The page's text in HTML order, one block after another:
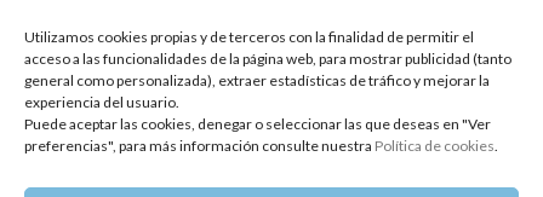
Utilizamos cookies propias y de terceros con la finalidad de permitir el
acceso a las funcionalidades de la página web, para mostrar publicidad (tanto
general como personalizada), extraer estadísticas de tráfico y mejorar la
experiencia del usuario.
Puede aceptar las cookies, denegar o seleccionar las que deseas en "Ver
preferencias", para más información consulte nuestra Política de cookies.
Copyright 2014-2025 Oshadhi España
Todos los derechos reservados.
Política de privacidad | Aviso legal | Política de cookies